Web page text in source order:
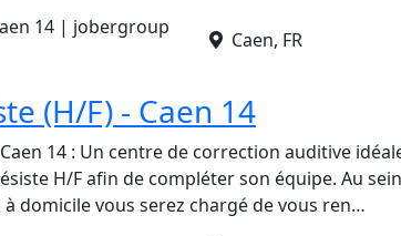
14 | jobergroup
Caen, FR
(H/F) - Caen 14
14 : Un centre de correction auditive
H/F afin de compléter son équipe. Au
à domicile vous serez chargé de vous ren…